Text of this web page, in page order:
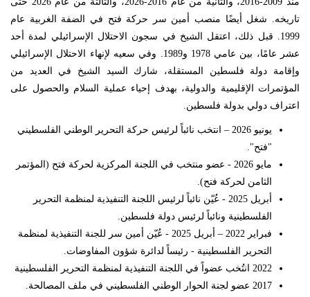
تاريخه. شغل أيضًا منصب أمين سر حركة فتح في الضفة الغربية عام
1999. قبل ذلك، اعتقل الشيخ في سجون الاحتلال الإسرائيلي لمدة أحد
عشر عامًا، بين عامي 1978 و1989. وفي سعيه لإنهاء الاحتلال الإسرائيلي
وإقامة دولة فلسطين المستقلة، شارك السيد الشيخ في العديد من
المؤتمرات الإقليمية والدولية، بهدف إحياء عملية السلام والحصول على
اعتراف دولي بدولة فلسطين.
يونيو 2026 – انتخب نائباً لرئيس حركة التحرير الوطني الفلسطيني
"فتح".
مايو 2026 - عضو منتخب في اللجنة المركزية لحركة فتح (المؤتمر
الثامن لحركة فتح).
أبريل 2025 - عُيّن نائباً لرئيس اللجنة التنفيذية لمنظمة التحرير
الفلسطينية ونائباً لرئيس دولة فلسطين.
فبراير 2022
– أبريل 2025 - عُيّن أمين سر للجنة التنفيذية لمنظمة
التحرير الفلسطينية - رئيساً لدائرة شؤون المفاوضات.
2022 انتُخب عضواً في اللجنة التنفيذية لمنظمة التحرير الفلسطينية
2017 عضو لجنة الحوار الوطني الفلسطيني في ملف المصالحة.